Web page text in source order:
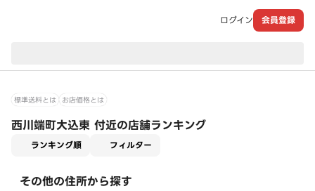
ログイン 会員登録
標準送料とは お店価格とは
西川端町大込東 付近の店舗ランキング
ランキング順 フィルター
その他の住所から探す